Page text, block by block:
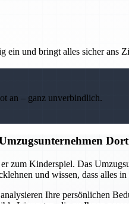
und bringt alles sicher ans
an – ganz unverbindlich.
zum Kinderspiel. Das
und wissen, dass alles in
Ihre persönlichen